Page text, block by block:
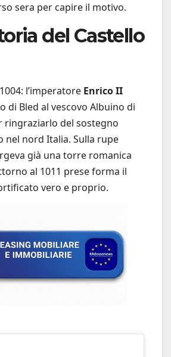
sera per capire il motivo.
del Castello
l’imperatore Enrico II
di Bled al vescovo Albuino di
ringraziarlo del sostegno
nel nord Italia. Sulla rupe
già una torre romanica
al 1011 prese forma il
vero e proprio.